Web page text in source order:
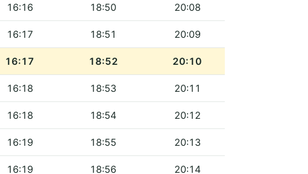
16:16 18:50 20:08
16:17 18:51 20:09
16:17 18:52 20:10
16:18 18:53 20:11
16:18 18:54 20:12
16:19 18:55 20:13
16:19 18:56 20:14